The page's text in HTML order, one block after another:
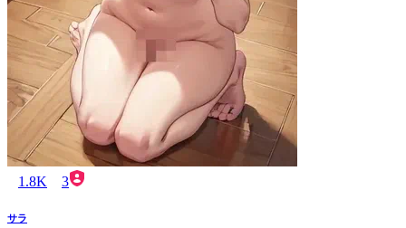
1.8K 3
サラ